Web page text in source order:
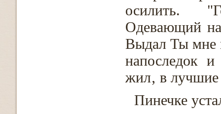
осилить.
Одевающий
Выдал Ты мне
напоследок
жил‚ в
Пинечке